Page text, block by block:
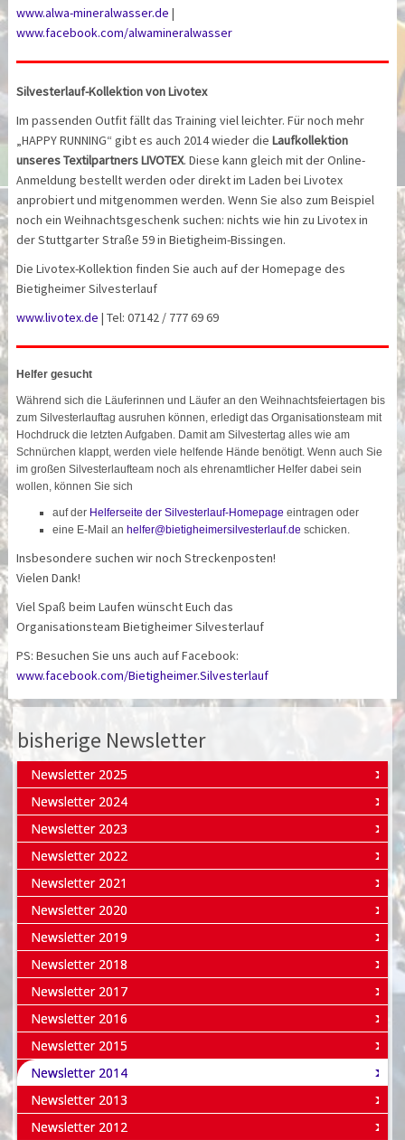
www.alwa-mineralwasser.de |
www.facebook.com/alwamineralwasser
Silvesterlauf-Kollektion von Livotex
Im passenden Outfit fällt das Training viel leichter. Für noch mehr
„HAPPY RUNNING“ gibt es auch 2014 wieder dieLaufkollektion
unseres Textilpartners LIVOTEX. Diese kann gleich mit der Online-
Anmeldung bestellt werden oder direkt im Laden bei Livotex
anprobiert und mitgenommen werden. Wenn Sie also zum Beispiel
noch ein Weihnachtsgeschenk suchen: nichts wie hin zu Livotex in
der Stuttgarter Straße 59 in Bietigheim-Bissingen.
Die Livotex-Kollektion finden Sie auch auf der Homepage des
Bietigheimer Silvesterlauf
www.livotex.de | Tel: 07142 / 777 69 69
Helfer gesucht
Während sich die Läuferinnen und Läufer an den Weihnachtsfeiertagen bis
zum Silvesterlauftag ausruhen können, erledigt das Organisationsteam mit
Hochdruck die letzten Aufgaben. Damit am Silvestertag alles wie am
Schnürchen klappt, werden viele helfende Hände benötigt. Wenn auch Sie
im großen Silvesterlaufteam noch als ehrenamtlicher Helfer dabei sein
wollen, können Sie sich
auf der Helferseite der Silvesterlauf-Homepage eintragen oder
eine E-Mail an helfer@bietigheimersilvesterlauf.de schicken.
Insbesondere suchen wir noch Streckenposten!
Vielen Dank!
Viel Spaß beim Laufen wünscht Euch das
Organisationsteam Bietigheimer Silvesterlauf
PS: Besuchen Sie uns auch auf Facebook:
www.facebook.com/Bietigheimer.Silvesterlauf
bisherige Newsletter
Newsletter 2025
Newsletter 2024
Newsletter 2023
Newsletter 2022
Newsletter 2021
Newsletter 2020
Newsletter 2019
Newsletter 2018
Newsletter 2017
Newsletter 2016
Newsletter 2015
Newsletter 2014
Newsletter 2013
Newsletter 2012